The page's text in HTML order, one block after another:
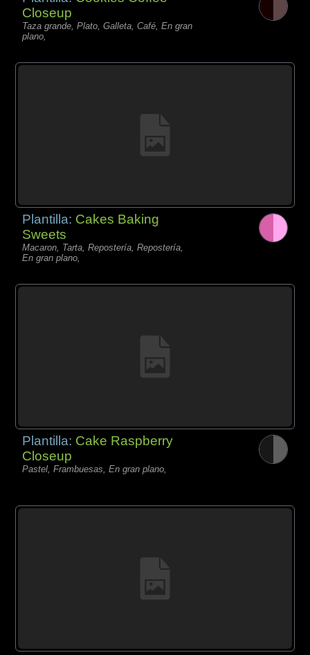
Closeup
Taza grande, Plato, Galleta, Café, En gran
plano,
Plantilla: Cakes Baking
Sweets
Macaron, Tarta, Repostería, Repostería,
En gran plano,
Plantilla: Cake Raspberry
Closeup
Pastel, Frambuesas, En gran plano,